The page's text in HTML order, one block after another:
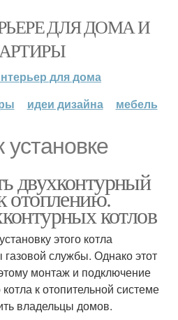
ДЛЯ ДОМА И
для дома
идеи дизайна мебель
установке
двухконтурный
отоплению.
котлов
этого котла
службы. Однако этот
монтаж и подключение
к отопительной системе
владельцы домов.